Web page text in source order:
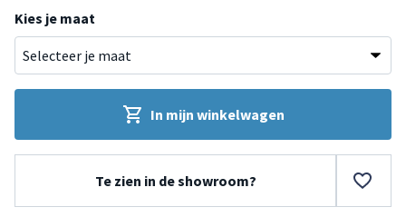
Kies je maat
In mijn winkelwagen
Te zien in de showroom?